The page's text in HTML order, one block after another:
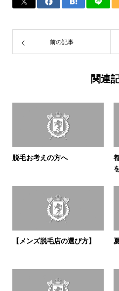
前の記事
関連
脱毛お考えの方へ
【メンズ脱毛店の選び方】